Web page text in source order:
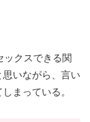
ックスできる関
いながら、言い
まっている。